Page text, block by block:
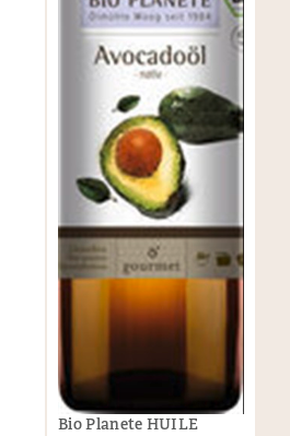
Bio Planete HUILE